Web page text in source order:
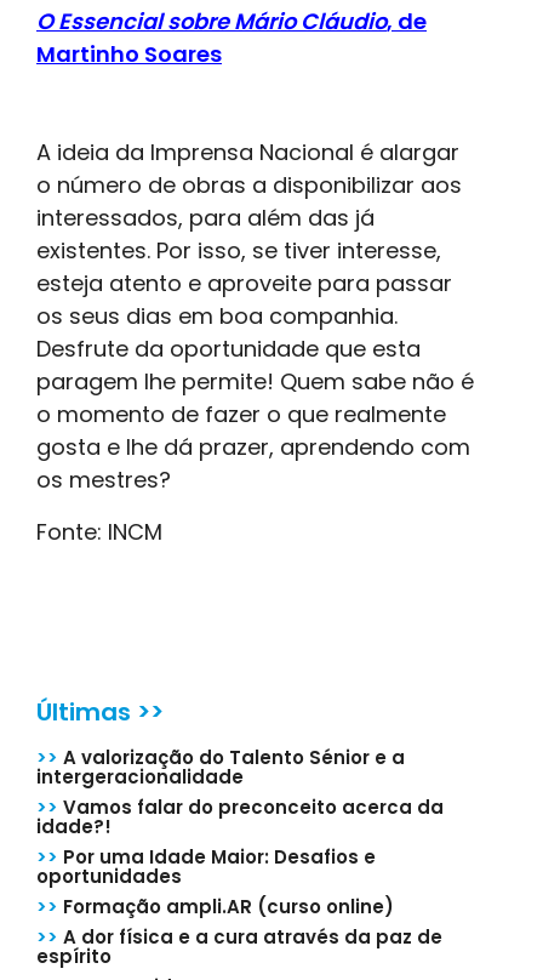
O Essencial sobre Mário Cláudio, de
Martinho Soares
A ideia da Imprensa Nacional é alargar
o número de obras a disponibilizar aos
interessados, para além das já
existentes. Por isso, se tiver interesse,
esteja atento e aproveite para passar
os seus dias em boa companhia.
Desfrute da oportunidade que esta
paragem lhe permite! Quem sabe não é
o momento de fazer o que realmente
gosta e lhe dá prazer, aprendendo com
os mestres?
Fonte: INCM
Últimas >>
>> A valorização do Talento Sénior e a
intergeracionalidade
>> Vamos falar do preconceito acerca da
idade?!
>> Por uma Idade Maior: Desafios e
oportunidades
>> Formação ampli.AR (curso online)
>> A dor física e a cura através da paz de
espírito